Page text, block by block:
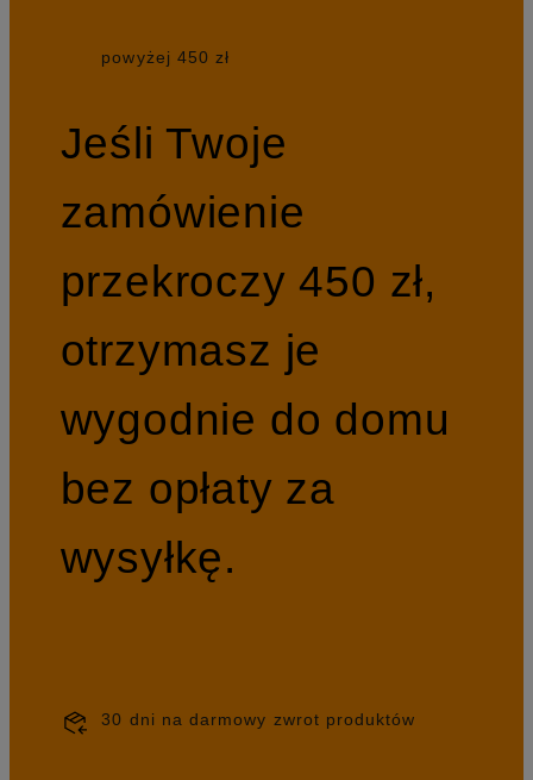
powyżej 450 zł
Jeśli Twoje
zamówienie
przekroczy 450 zł,
otrzymasz je
wygodnie do domu
bez opłaty za
wysyłkę.
30 dni na darmowy zwrot produktów